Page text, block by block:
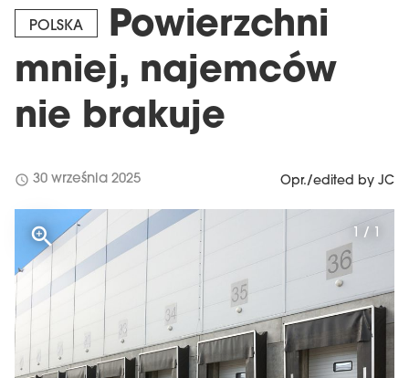
POLSKA
Powierzchni
mniej, najemców
nie brakuje
schedule 30 września 2025 Opr./edited by JC
1 / 1